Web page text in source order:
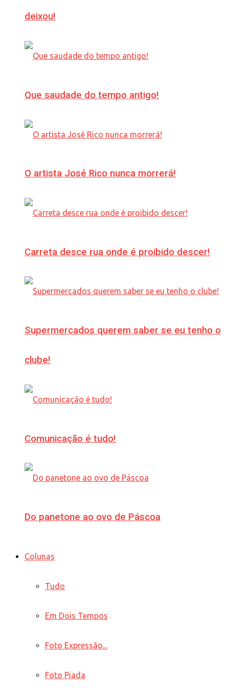
deixou!
Que saudade do tempo antigo!
O artista José Rico nunca morrerá!
Carreta desce rua onde é proibido descer!
Supermercados querem saber se eu tenho o
clube!
Comunicação é tudo!
Do panetone ao ovo de Páscoa
Colunas
Tudo
Em Dois Tempos
Foto Expressão...
Foto Piada